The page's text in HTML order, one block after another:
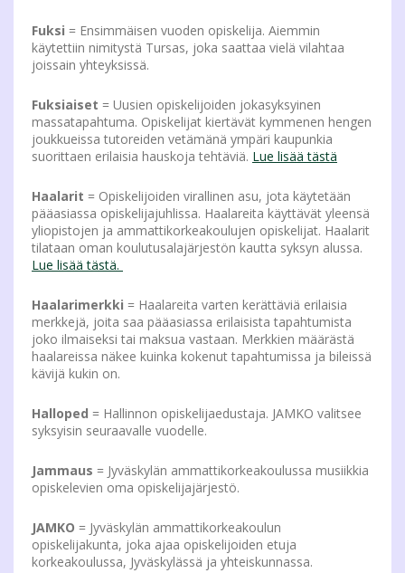
Fuksi = Ensimmäisen vuoden opiskelija. Aiemmin
käytettiin nimitystä Tursas, joka saattaa vielä vilahtaa
joissain yhteyksissä.
Fuksiaiset = Uusien opiskelijoiden jokasyksyinen
massatapahtuma. Opiskelijat kiertävät kymmenen hengen
joukkueissa tutoreiden vetämänä ympäri kaupunkia
suorittaen erilaisia hauskoja tehtäviä. Lue lisää tästä
Haalarit = Opiskelijoiden virallinen asu, jota käytetään
pääasiassa opiskelijajuhlissa. Haalareita käyttävät yleensä
yliopistojen ja ammattikorkeakoulujen opiskelijat. Haalarit
tilataan oman koulutusalajärjestön kautta syksyn alussa.
Lue lisää tästä.
Haalarimerkki = Haalareita varten kerättäviä erilaisia
merkkejä, joita saa pääasiassa erilaisista tapahtumista
joko ilmaiseksi tai maksua vastaan. Merkkien määrästä
haalareissa näkee kuinka kokenut tapahtumissa ja bileissä
kävijä kukin on.
Halloped = Hallinnon opiskelijaedustaja. JAMKO valitsee
syksyisin seuraavalle vuodelle.
Jammaus = Jyväskylän ammattikorkeakoulussa musiikkia
opiskelevien oma opiskelijajärjestö.
JAMKO = Jyväskylän ammattikorkeakoulun
opiskelijakunta, joka ajaa opiskelijoiden etuja
korkeakoulussa, Jyväskylässä ja yhteiskunnassa.